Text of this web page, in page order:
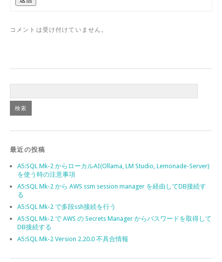
コメントは受け付けていません。
最近の投稿
A5:SQL Mk-2 からローカルAI(Ollama, LM Studio, Lemonade-Server)
を使う時の注意事項
A5:SQL Mk-2 から AWS ssm session manager を経由してDB接続す
る
A5:SQL Mk-2 で多段ssh接続を行う
A5:SQL Mk-2 で AWS の Secrets Manager からパスワードを取得して
DB接続する
A5:SQL Mk-2 Version 2.20.0 不具合情報